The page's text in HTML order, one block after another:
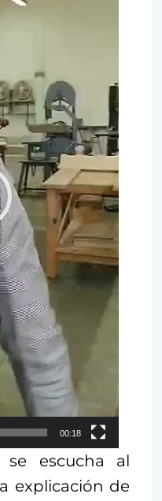
00:18
se escucha al
explicación de